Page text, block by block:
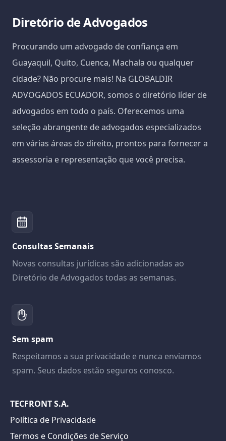
Diretório de Advogados
Procurando um advogado de confiança em
Guayaquil, Quito, Cuenca, Machala ou qualquer
cidade? Não procure mais! Na GLOBALDIR
ADVOGADOS ECUADOR, somos o diretório líder de
advogados em todo o país. Oferecemos uma
seleção abrangente de advogados especializados
em várias áreas do direito, prontos para fornecer a
assessoria e representação que você precisa.
Consultas Semanais
Novas consultas jurídicas são adicionadas ao
Diretório de Advogados todas as semanas.
Sem spam
Respeitamos a sua privacidade e nunca enviamos
spam. Seus dados estão seguros conosco.
TECFRONT S.A.
Política de Privacidade
Termos e Condições de Serviço